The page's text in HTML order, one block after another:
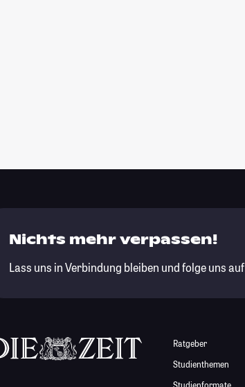
Nichts mehr verpassen!
Lass uns in Verbindung bleiben und folge uns
Ratgeber
Studienthemen
Studienformate